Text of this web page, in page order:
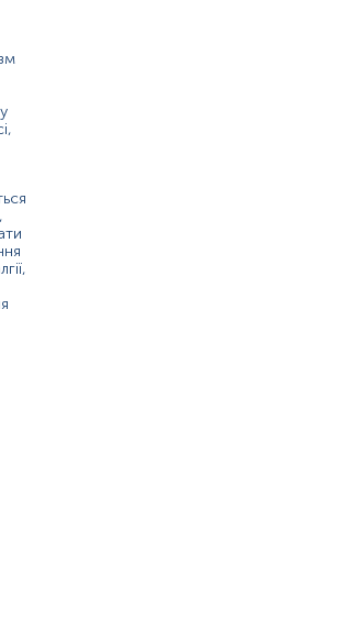
фізичні навантаження та обмежити
30 хв).